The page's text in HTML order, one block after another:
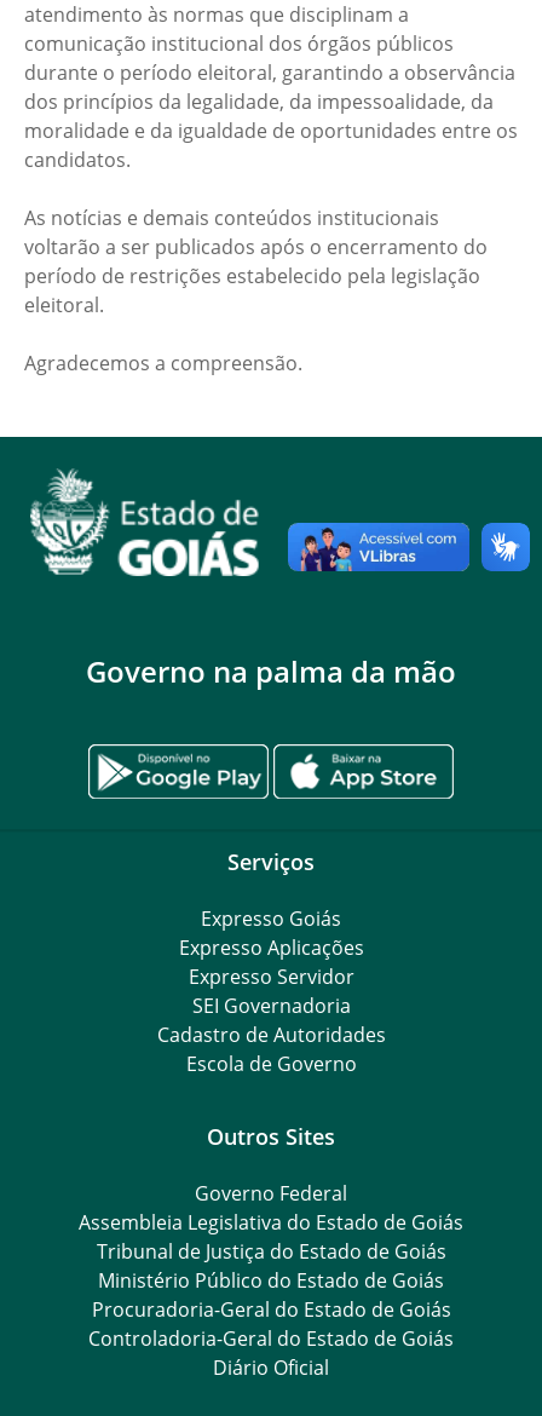
atendimento às normas que disciplinam a
comunicação institucional dos órgãos públicos
durante o período eleitoral, garantindo a observância
dos princípios da legalidade, da impessoalidade, da
moralidade e da igualdade de oportunidades entre os
candidatos.
As notícias e demais conteúdos institucionais
voltarão a ser publicados após o encerramento do
período de restrições estabelecido pela legislação
eleitoral.
Agradecemos a compreensão.
Governo na palma da mão
Serviços
Expresso Goiás
Expresso Aplicações
Expresso Servidor
SEI Governadoria
Cadastro de Autoridades
Escola de Governo
Outros Sites
Governo Federal
Assembleia Legislativa do Estado de Goiás
Tribunal de Justiça do Estado de Goiás
Ministério Público do Estado de Goiás
Procuradoria-Geral do Estado de Goiás
Controladoria-Geral do Estado de Goiás
Diário Oficial